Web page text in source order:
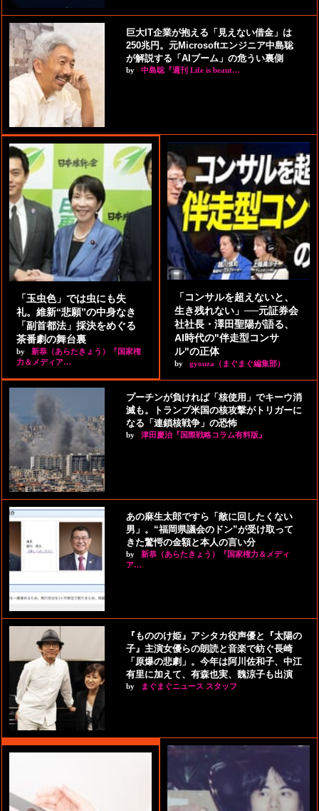
巨大IT企業が抱える「見えない借金」は
250兆円。元Microsoftエンジニア中島聡
が解説する「AIブーム」の危うい裏側
by 中島聡『週刊 Life is beaut…
「玉虫色」では虫にも失
礼。維新“悲願”の中身なき
「副首都法」採決をめぐる
茶番劇の舞台裏
by
新恭（あらたきょう）『国家権
力＆メディア…
「コンサルを超えないと、
生き残れない」──元証券会
社社長・澤田聖陽が語る、
AI時代の"伴走型コンサ
ル"の正体
by gyouza（まぐまぐ編集部）
プーチンが負ければ「核使用」でキーウ消
滅も。トランプ米国の核攻撃がトリガーに
なる「連鎖核戦争」の恐怖
by 津田慶治『国際戦略コラム有料版』
あの麻生太郎ですら「敵に回したくない
男」。“福岡県議会のドン”が受け取って
きた驚愕の金額と本人の言い分
by
新恭（あらたきょう）『国家権力＆メディ
ア…
『もののけ姫』アシタカ役声優と『太陽の
子』主演女優らの朗読と音楽で紡ぐ長崎
「原爆の悲劇」。今年は阿川佐和子、中江
有里に加えて、有森也実、魏涼子も出演
by まぐまぐニュース スタッフ